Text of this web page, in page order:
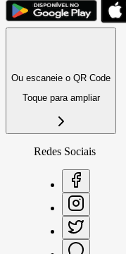
Ou escaneie o QR Code
Toque para ampliar
Redes Sociais